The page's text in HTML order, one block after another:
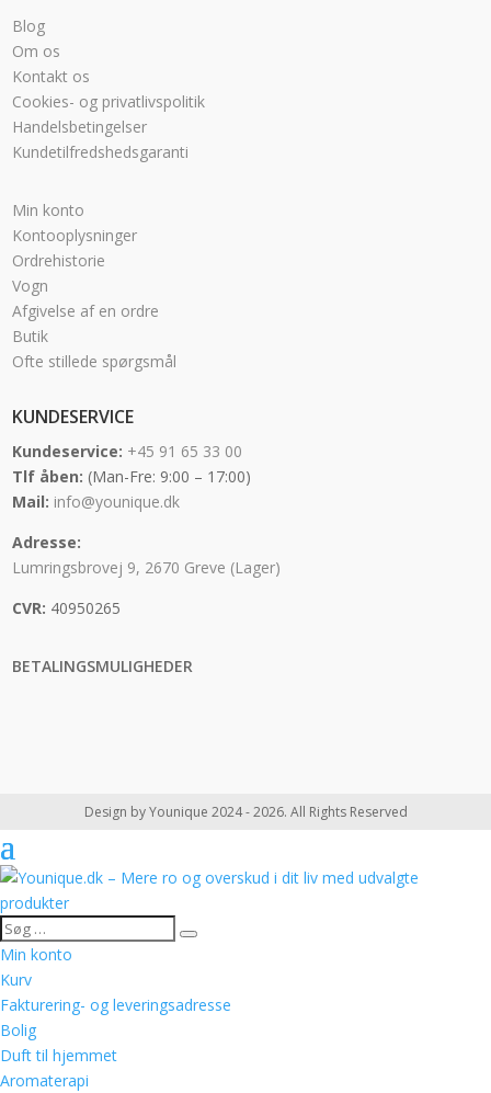
Blog
Om os
Kontakt os
Cookies- og privatlivspolitik
Handelsbetingelser
Kundetilfredshedsgaranti
Min konto
Kontooplysninger
Ordrehistorie
Vogn
Afgivelse af en ordre
Butik
Ofte stillede spørgsmål
KUNDESERVICE
Kundeservice: +45 91 65 33 00
Tlf åben: (Man-Fre: 9:00 – 17:00)
Mail: info@younique.dk
Adresse:
Lumringsbrovej 9, 2670 Greve (Lager)
CVR: 40950265
BETALINGSMULIGHEDER
Design by Younique 2024 - 2026. All Rights Reserved
Min konto
Kurv
Fakturering- og leveringsadresse
Bolig
Duft til hjemmet
Aromaterapi